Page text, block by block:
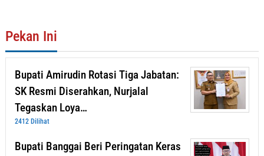
Pekan Ini
Bupati Amirudin Rotasi Tiga Jabatan:
SK Resmi Diserahkan, Nurjalal
Tegaskan Loya…
2412 Dilihat
Bupati Banggai Beri Peringatan Keras